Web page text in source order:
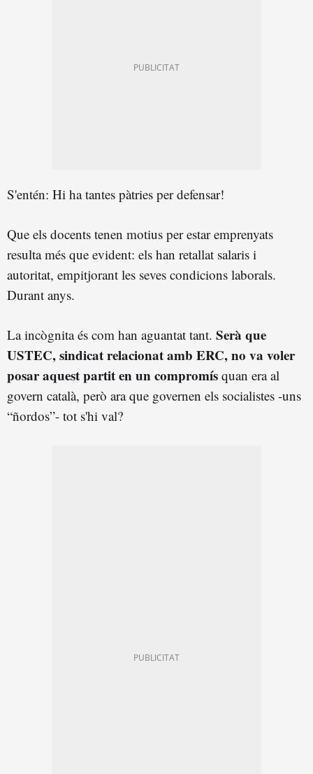
S'entén: Hi ha tantes pàtries per defensar!
Que els docents tenen motius per estar emprenyats
resulta més que evident: els han retallat salaris i
autoritat, empitjorant les seves condicions laborals.
Durant anys.
La incògnita és com han aguantat tant. Serà que
USTEC, sindicat relacionat amb ERC, no va voler
posar aquest partit en un compromís quan era al
govern català, però ara que governen els socialistes -uns
“ñordos”- tot s'hi val?